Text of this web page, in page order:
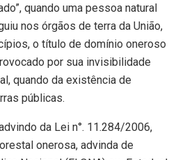
quando uma pessoa natural
nos órgãos de terra da União,
o título de domínio oneroso
por sua invisibilidade
quando da existência de
públicas.
da Lei n°. 11.284/2006,
onerosa, advinda de